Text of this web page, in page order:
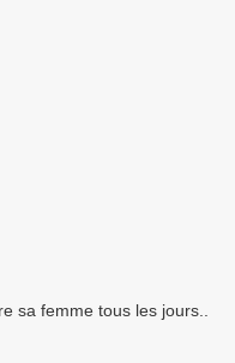
sa femme tous les jours..